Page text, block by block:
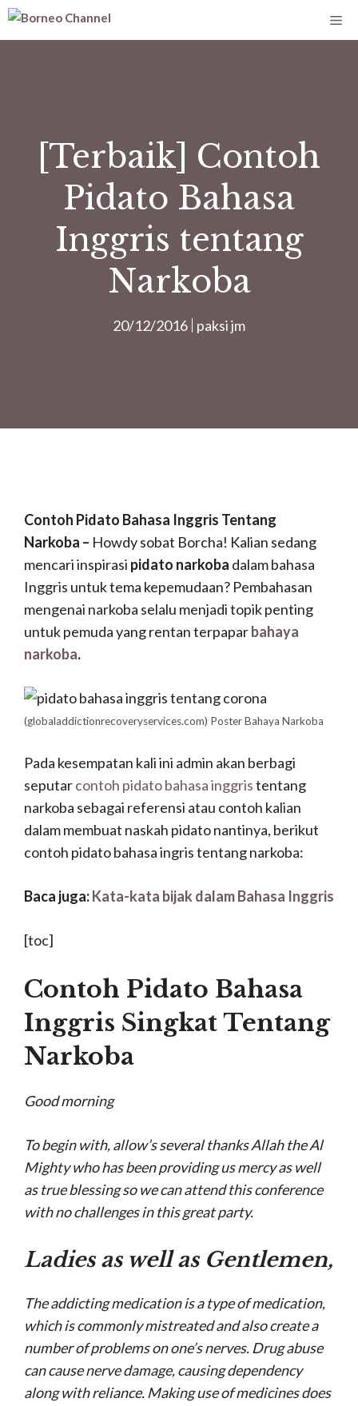
[Terbaik] Contoh
Pidato Bahasa
Inggris tentang
Narkoba
20/12/2016 paksi jm
Contoh Pidato Bahasa Inggris Tentang
Narkoba – Howdy sobat Borcha! Kalian sedang
mencari inspirasi pidato narkoba dalam bahasa
Inggris untuk tema kepemudaan? Pembahasan
mengenai narkoba selalu menjadi topik penting
untuk pemuda yang rentan terpaparbahaya
narkoba.
(globaladdictionrecoveryservices.com) Poster Bahaya Narkoba
Pada kesempatan kali ini admin akan berbagi
seputarcontoh pidato bahasa inggristentang
narkoba sebagai referensi atau contoh kalian
dalam membuat naskah pidato nantinya, berikut
contoh pidato bahasa ingris tentang narkoba:
Baca juga:Kata-kata bijak dalam Bahasa Inggris
[toc]
Contoh Pidato Bahasa
Inggris Singkat Tentang
Narkoba
Good morning
To begin with, allow’s several thanks Allah the Al
Mighty who has been providing us mercy as well
as true blessing so we can attend this conference
with no challenges in this great party.
Ladies as well as Gentlemen,
The addicting medication is a type of medication,
which is commonly mistreated and also create a
number of problems on one’s nerves. Drug abuse
can cause nerve damage, causing dependency
along with reliance. Making use of medicines does